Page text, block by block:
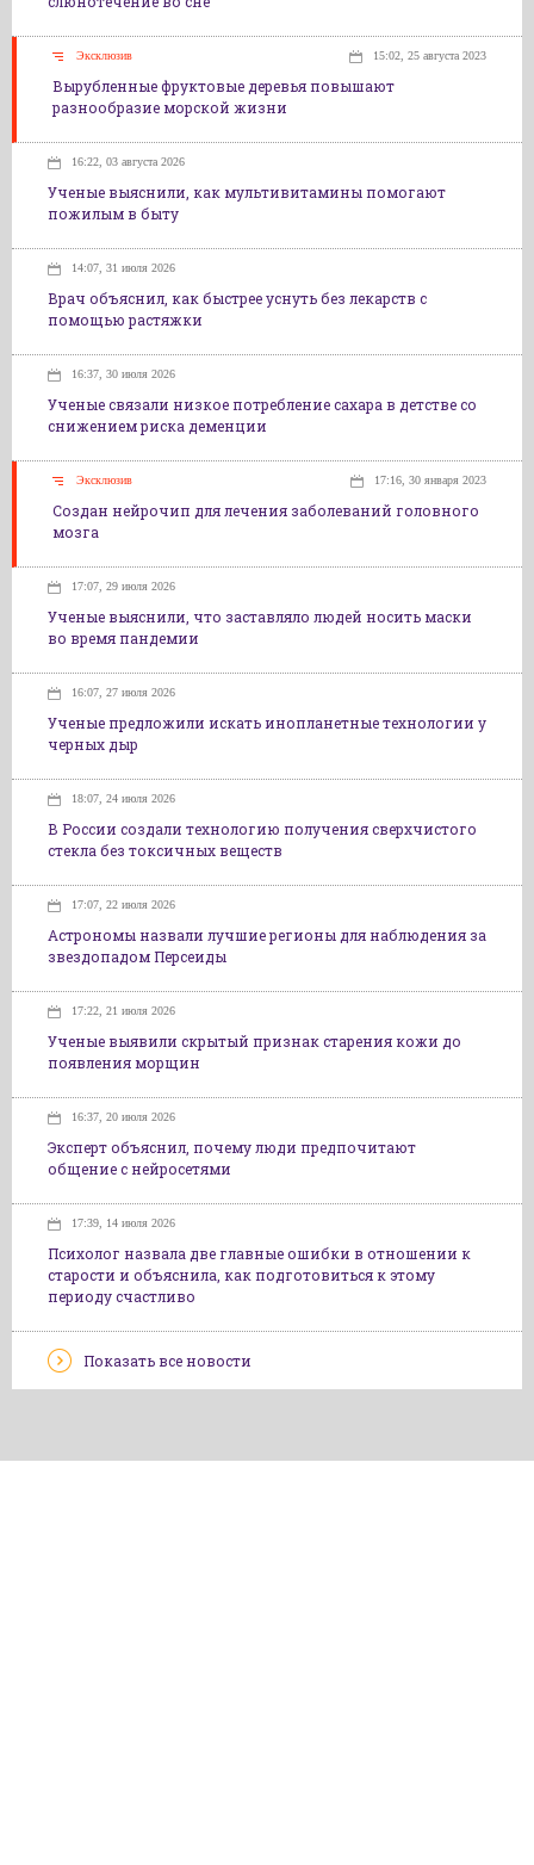
Эксклюзив 15:02, 25 августа 2023
Вырубленные фруктовые деревья повышают
разнообразие морской жизни
16:22, 03 августа 2026
Ученые выяснили, как мультивитамины помогают
пожилым в быту
14:07, 31 июля 2026
Врач объяснил, как быстрее уснуть без лекарств с
помощью растяжки
16:37, 30 июля 2026
Ученые связали низкое потребление сахара в детстве со
снижением риска деменции
Эксклюзив 17:16, 30 января 2023
Создан нейрочип для лечения заболеваний головного
мозга
17:07, 29 июля 2026
Ученые выяснили, что заставляло людей носить маски
во время пандемии
16:07, 27 июля 2026
Ученые предложили искать инопланетные технологии у
черных дыр
18:07, 24 июля 2026
В России создали технологию получения сверхчистого
стекла без токсичных веществ
17:07, 22 июля 2026
Астрономы назвали лучшие регионы для наблюдения за
звездопадом Персеиды
17:22, 21 июля 2026
Ученые выявили скрытый признак старения кожи до
появления морщин
16:37, 20 июля 2026
Эксперт объяснил, почему люди предпочитают
общение с нейросетями
17:39, 14 июля 2026
Психолог назвала две главные ошибки в отношении к
старости и объяснила, как подготовиться к этому
периоду счастливо
Показать все новости